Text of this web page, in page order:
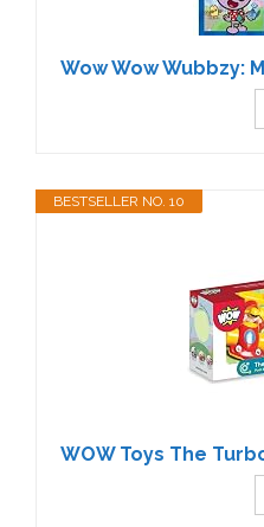
Wow Wow Wubbzy:
BESTSELLER NO. 10
WOW Toys The